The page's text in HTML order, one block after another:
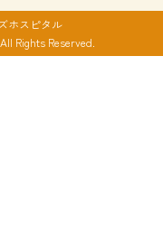
ホスピタル
Rights Reserved.